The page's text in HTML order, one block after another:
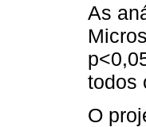
As
todos
O